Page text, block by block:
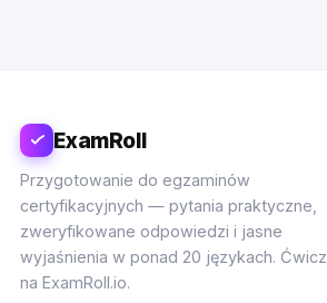
ExamRoll
Przygotowanie do egzaminów
certyfikacyjnych — pytania praktyczne,
zweryfikowane odpowiedzi i jasne
wyjaśnienia w ponad 20 językach. Ćwicz
na ExamRoll.io.